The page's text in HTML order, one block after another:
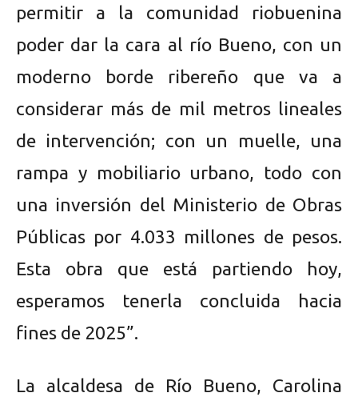
permitir a la comunidad riobuenina
poder dar la cara al río Bueno, con un
moderno borde ribereño que va a
considerar más de mil metros lineales
de intervención; con un muelle, una
rampa y mobiliario urbano, todo con
una inversión del Ministerio de Obras
Públicas por 4.033 millones de pesos.
Esta obra que está partiendo hoy,
esperamos tenerla concluida hacia
fines de 2025”.
La alcaldesa de Río Bueno, Carolina